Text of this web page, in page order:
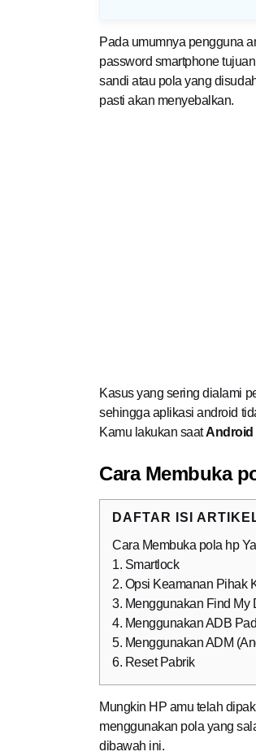
Pada umumnya pengguna
password smartphone
sandi atau pola yang
pasti akan menyebalkan.
Kasus yang sering dialami
sehingga aplikasi android
Kamu lakukan saatAndroid
Cara Membuka
DAFTAR ISI
Cara Membuka pola hp
1. Smartlock
2. Opsi Keamanan Pihak
3. Menggunakan Find My
4. Menggunakan ADB
5. Menggunakan ADM
6. Reset Pabrik
Mungkin HP amu telah
menggunakan pola yang
dibawah ini.